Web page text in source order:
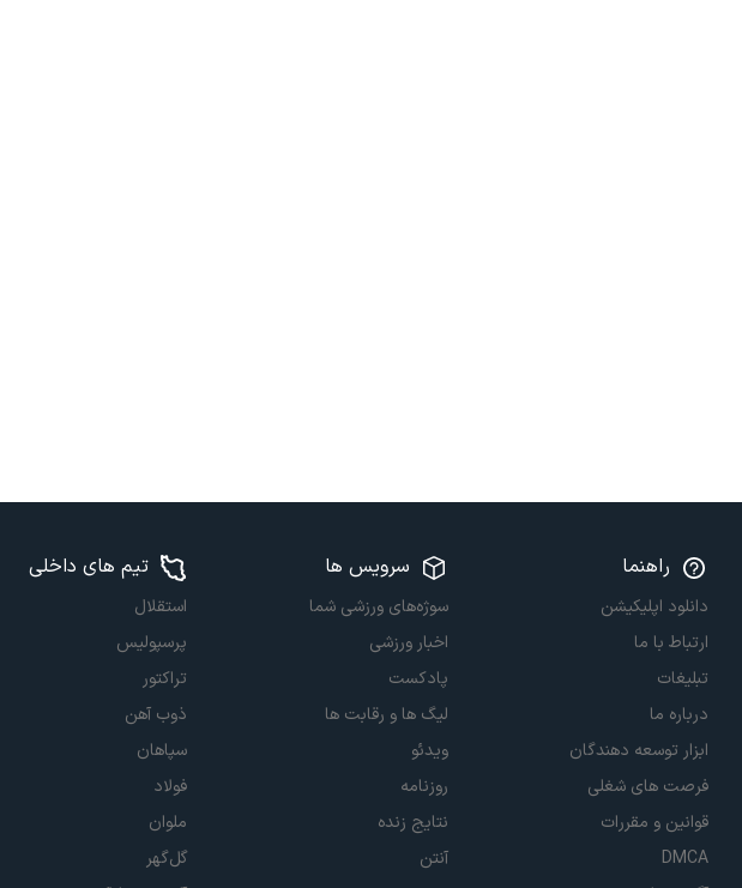
راهنما
دانلود اپلیکیشن
ارتباط با ما
تبلیغات
درباره ما
ابزار توسعه دهندگان
فرصت های شغلی
قوانین و مقررات
DMCA
سرویس ها
سوژه‌های ورزشی شما
اخبار ورزشی
پادکست
لیگ ها و رقابت ها
ویدئو
روزنامه
نتایج زنده
آنتن
تیم های داخلی
استقلال
پرسپولیس
تراکتور
ذوب آهن
سپاهان
فولاد
ملوان
گل‌گهر